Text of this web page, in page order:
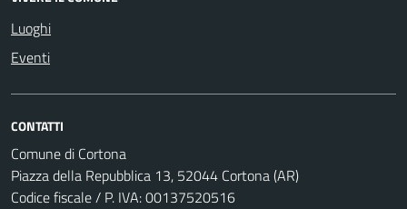
Luoghi
Eventi
CONTATTI
Comune di Cortona
Piazza della Repubblica 13, 52044 Cortona (AR)
Codice fiscale / P. IVA: 00137520516